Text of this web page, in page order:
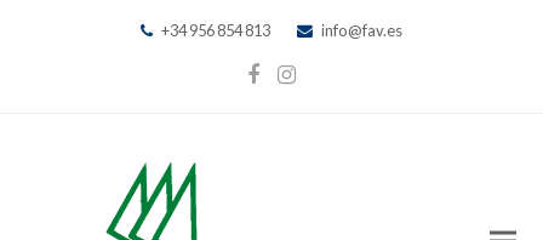
+34 956 854 813 info@fav.es
Facebook
Instagram